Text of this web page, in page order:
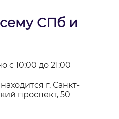
СПб и
с 10:00 до 21:00
г. Санкт-
проспект, 50